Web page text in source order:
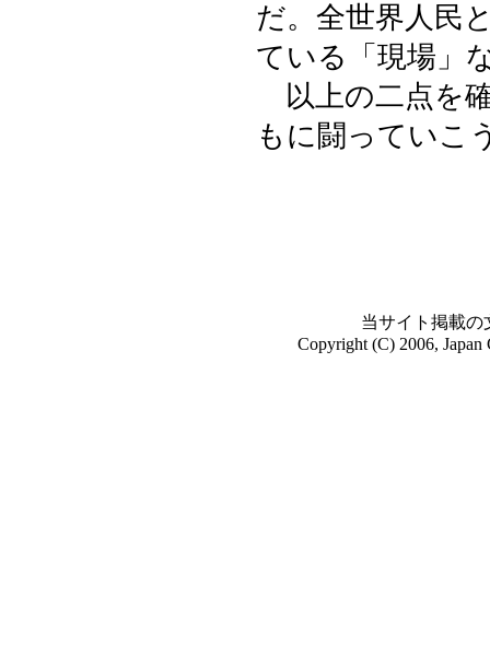
だ。全世界人民
ている「現場」
以上の二点を
もに闘っていこ
当サイト掲載の
Copyright (C) 2006, Japan